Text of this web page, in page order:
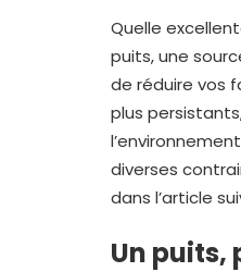
Quelle
puits, une
de réduire vos
plus
diverses
dans l’article
Un puits,